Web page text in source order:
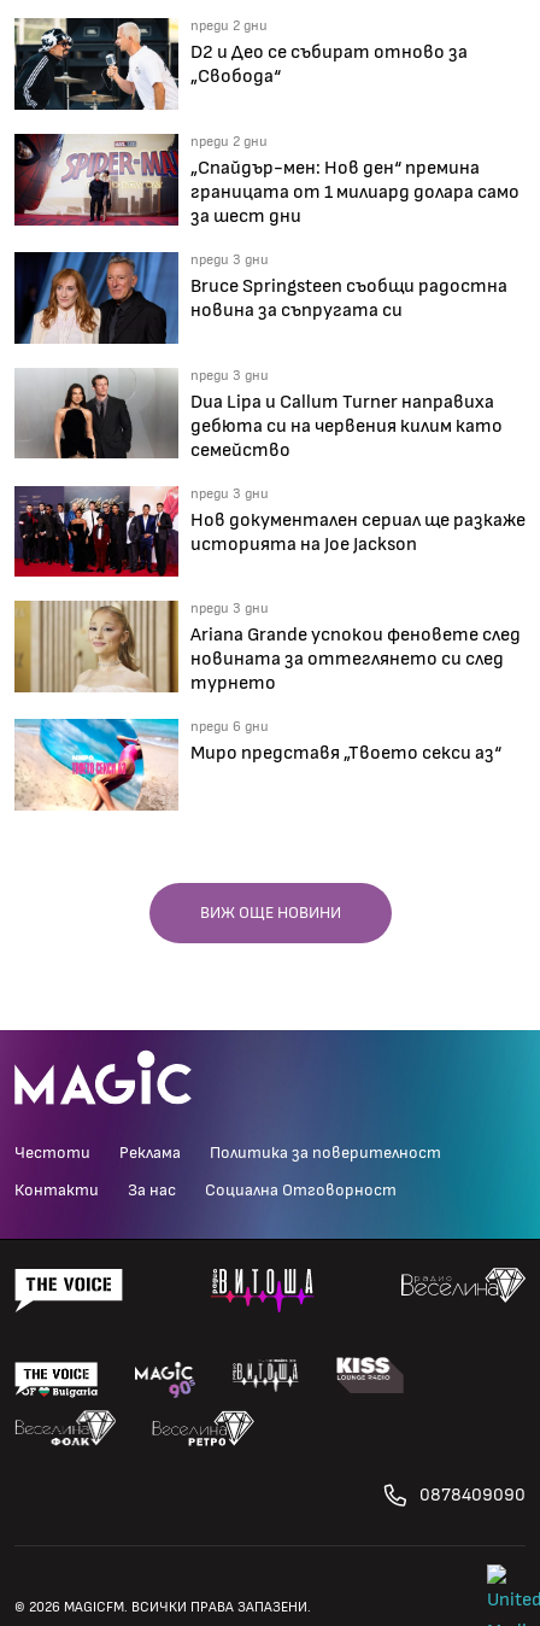
преди 2 дни
D2 и Део се събират отново за
„Свобода“
преди 2 дни
„Спайдър-мен: Нов ден“ премина
границата от 1 милиард долара само
за шест дни
преди 3 дни
Bruce Springsteen съобщи радостна
новина за съпругата си
преди 3 дни
Dua Lipa и Callum Turner направиха
дебюта си на червения килим като
семейство
преди 3 дни
Нов документален сериал ще разкаже
историята на Joe Jackson
преди 3 дни
Ariana Grande успокои феновете след
новината за оттеглянето си след
турнето
преди 6 дни
Миро представя „Твоето секси аз“
ВИЖ ОЩЕ НОВИНИ
Честоти Реклама Политика за поверителност
Контакти За нас Социална Отговорност
0878409090
© 2026 MAGICFM. ВСИЧКИ ПРАВА ЗАПАЗЕНИ.